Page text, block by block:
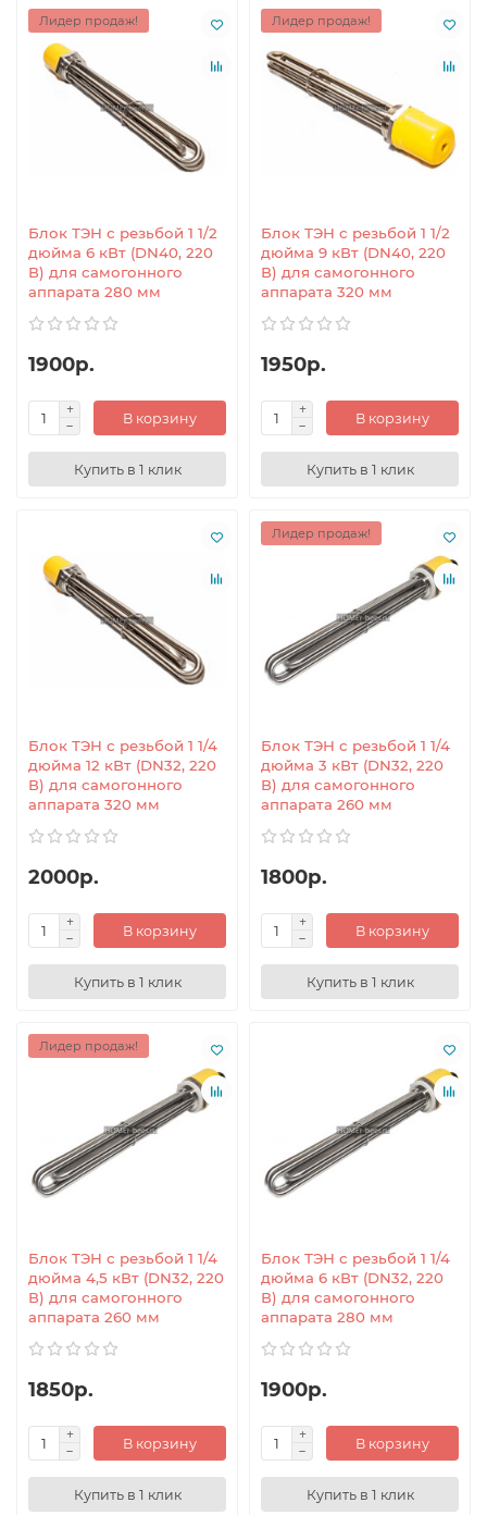
Лидер продаж!
Блок ТЭН с резьбой 1 1/2
дюйма 6 кВт (DN40, 220
В) для самогонного
аппарата 280 мм
1900р.
В корзину
Купить в 1 клик
Лидер продаж!
Блок ТЭН с резьбой 1 1/2
дюйма 9 кВт (DN40, 220
В) для самогонного
аппарата 320 мм
1950р.
В корзину
Купить в 1 клик
Блок ТЭН с резьбой 1 1/4
дюйма 12 кВт (DN32, 220
В) для самогонного
аппарата 320 мм
2000р.
В корзину
Купить в 1 клик
Лидер продаж!
Блок ТЭН с резьбой 1 1/4
дюйма 3 кВт (DN32, 220
В) для самогонного
аппарата 260 мм
1800р.
В корзину
Купить в 1 клик
Лидер продаж!
Блок ТЭН с резьбой 1 1/4
дюйма 4,5 кВт (DN32, 220
В) для самогонного
аппарата 260 мм
1850р.
В корзину
Купить в 1 клик
Блок ТЭН с резьбой 1 1/4
дюйма 6 кВт (DN32, 220
В) для самогонного
аппарата 280 мм
1900р.
В корзину
Купить в 1 клик